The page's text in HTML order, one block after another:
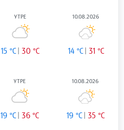
УТРЕ
15 °C 30 °C
10.08.2026
14 °C 31 °C
УТРЕ
19 °C 36 °C
10.08.2026
19 °C 35 °C